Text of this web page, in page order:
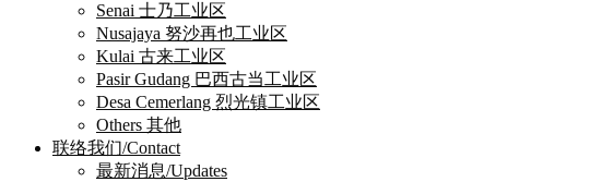
Senai 士乃工业区
Nusajaya 努沙再也工业区
Kulai 古来工业区
Pasir Gudang 巴西古当工业区
Desa Cemerlang 烈光镇工业区
Others 其他
联络我们/Contact
最新消息/Updates